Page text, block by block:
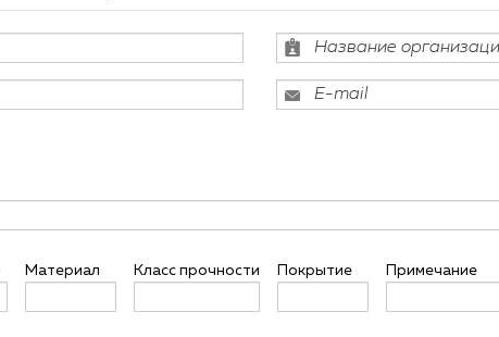
Материал Класс прочности Покрытие Примечание